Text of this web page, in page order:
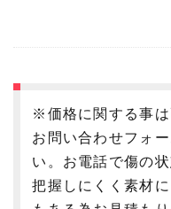
※価格に関する事
お問い合わせフォ
い。お電話で傷の
把握しにくく素材